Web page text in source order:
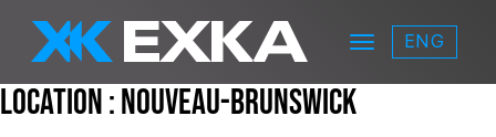
Menu ENG
Location :Nouveau-Brunswick